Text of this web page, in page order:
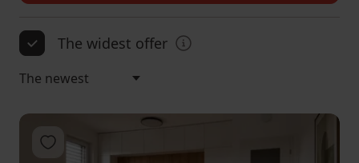
The widest offer
Add to favorites